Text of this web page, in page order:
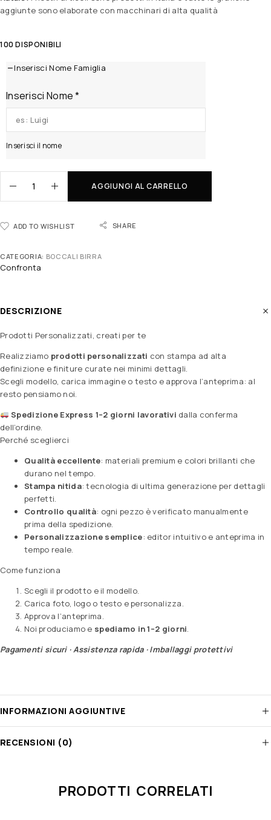
aggiunte sono elaborate con macchinari di alta qualità
100 DISPONIBILI
Inserisci Nome Famiglia
Inserisci Nome*
Inserisci il nome
AGGIUNGI AL CARRELLO
ADD TO WISHLIST SHARE
CATEGORIA: BOCCALI BIRRA
Confronta
DESCRIZIONE
Prodotti Personalizzati, creati per te
Realizziamo prodotti personalizzati con stampa ad alta
definizione e finiture curate nei minimi dettagli.
Scegli modello, carica immagine o testo e approva l’anteprima: al
resto pensiamo noi.
Spedizione Express 1–2 giorni lavorativi dalla conferma
dell’ordine.
Perché sceglierci
Qualità eccellente: materiali premium e colori brillanti che
durano nel tempo.
Stampa nitida: tecnologia di ultima generazione per dettagli
perfetti.
Controllo qualità: ogni pezzo è verificato manualmente
prima della spedizione.
Personalizzazione semplice: editor intuitivo e anteprima in
tempo reale.
Come funziona
Scegli il prodotto e il modello.
Carica foto, logo o testo e personalizza.
Approva l’anteprima.
Noi produciamo e spediamo in 1–2 giorni.
Pagamenti sicuri · Assistenza rapida · Imballaggi protettivi
INFORMAZIONI AGGIUNTIVE
RECENSIONI (0)
PRODOTTI CORRELATI